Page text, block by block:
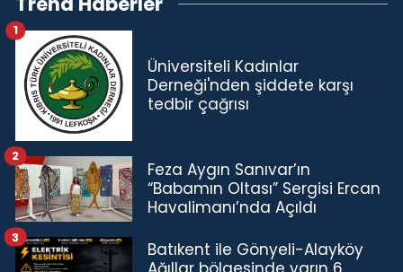
Üniversiteli Kadınlar
Derneği'nden şiddete karşı
tedbir çağrısı
1
Feza Aygın Sanıvar’ın
“Babamın Oltası” Sergisi Ercan
Havalimanı’nda Açıldı
2
Batıkent ile Gönyeli-Alayköy
3